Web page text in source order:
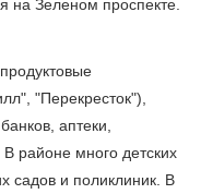
на Зеленом проспекте.
"Перекресток"),
аптеки,
районе много детских
садов и поликлиник. В